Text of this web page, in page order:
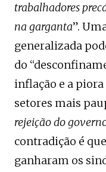
trabalhadores
na garganta”.
generalizada
do
inflação e a piora
setores mais
rejeição do
contradição é
ganharam os